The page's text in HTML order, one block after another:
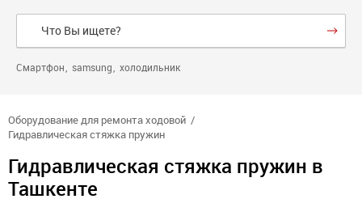
Смартфон samsung холодильник
Оборудование для ремонта ходовой
Гидравлическая стяжка пружин
Гидравлическая стяжка пружин в
Ташкенте